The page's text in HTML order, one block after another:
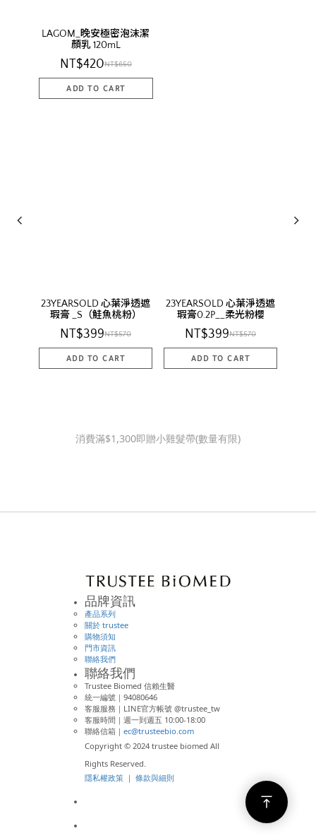
LAGOM_晚安極密泡沫潔
顏乳 120mL
NT$420NT$650
23YEARSOLD 心葉淨透遮
瑕膏 _S（鮭魚桃粉）
NT$399NT$570
23YEARSOLD 心葉淨透遮
瑕膏0.2P__柔光粉櫻
NT$399NT$570
消費滿$1,300即贈小雞髮帶(數量有限)
品牌資訊
產品系列
關於 trustee
購物須知
門市資訊
聯絡我們
聯絡我們
Trustee Biomed 信賴生醫
統一編號｜94080646
客服服務｜LINE官方帳號 @trustee_tw
客服時間｜週一到週五 10:00-18:00
聯絡信箱｜ ec@trusteebio.com
Copyright © 2024 trustee biomed All
Rights Reserved.
隱私權政策 ｜ 條款與細則